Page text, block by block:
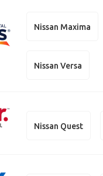
Nissan Maxima
Nissan Versa
Nissan Quest